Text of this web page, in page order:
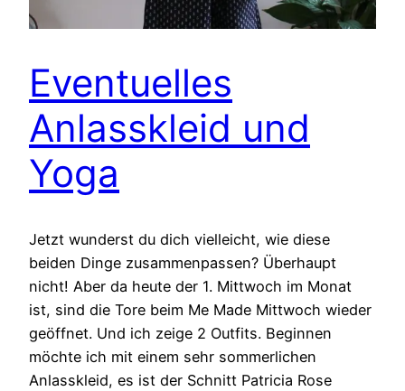
Eventuelles
Anlasskleid und
Yoga
Jetzt wunderst du dich vielleicht, wie diese
beiden Dinge zusammenpassen? Überhaupt
nicht! Aber da heute der 1. Mittwoch im Monat
ist, sind die Tore beim Me Made Mittwoch wieder
geöffnet. Und ich zeige 2 Outfits. Beginnen
möchte ich mit einem sehr sommerlichen
Anlasskleid, es ist der Schnitt Patricia Rose